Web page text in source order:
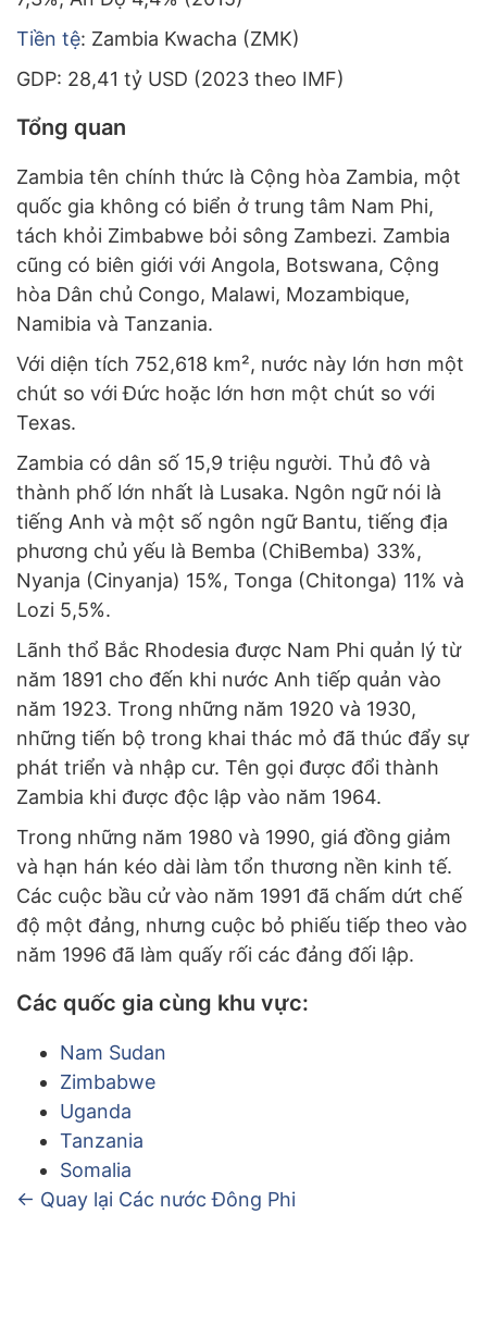
Tiền tệ: Zambia Kwacha (ZMK)
GDP: 28,41 tỷ USD (2023 theo IMF)
Tổng quan
Zambia tên chính thức là Cộng hòa Zambia, một
quốc gia không có biển ở trung tâm Nam Phi,
tách khỏi Zimbabwe bỏi sông Zambezi. Zambia
cũng có biên giới với Angola, Botswana, Cộng
hòa Dân chủ Congo, Malawi, Mozambique,
Namibia và Tanzania.
Với diện tích 752,618 km², nước này lớn hơn một
chút so với Đức hoặc lớn hơn một chút so với
Texas.
Zambia có dân số 15,9 triệu người. Thủ đô và
thành phố lớn nhất là Lusaka. Ngôn ngữ nói là
tiếng Anh và một số ngôn ngữ Bantu, tiếng địa
phương chủ yếu là Bemba (ChiBemba) 33%,
Nyanja (Cinyanja) 15%, Tonga (Chitonga) 11% và
Lozi 5,5%.
Lãnh thổ Bắc Rhodesia được Nam Phi quản lý từ
năm 1891 cho đến khi nước Anh tiếp quản vào
năm 1923. Trong những năm 1920 và 1930,
những tiến bộ trong khai thác mỏ đã thúc đẩy sự
phát triển và nhập cư. Tên gọi được đổi thành
Zambia khi được độc lập vào năm 1964.
Trong những năm 1980 và 1990, giá đồng giảm
và hạn hán kéo dài làm tổn thương nền kinh tế.
Các cuộc bầu cử vào năm 1991 đã chấm dứt chế
độ một đảng, nhưng cuộc bỏ phiếu tiếp theo vào
năm 1996 đã làm quấy rối các đảng đối lập.
Các quốc gia cùng khu vực:
Nam Sudan
Zimbabwe
Uganda
Tanzania
Somalia
← Quay lại Các nước Đông Phi